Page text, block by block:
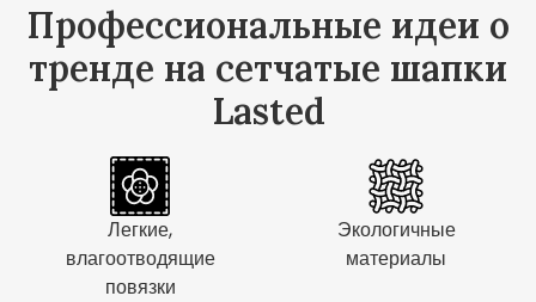
Профессиональные идеи о
тренде на сетчатые шапки
Lasted
Легкие,
влагоотводящие
повязки
Экологичные
материалы